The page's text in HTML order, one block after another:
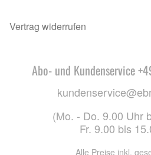
Vertrag widerrufen
Abo- und Kundenservice
(Mo. - Do. 9.00 Uhr
Fr. 9.00 bis
Alle Preise inkl.